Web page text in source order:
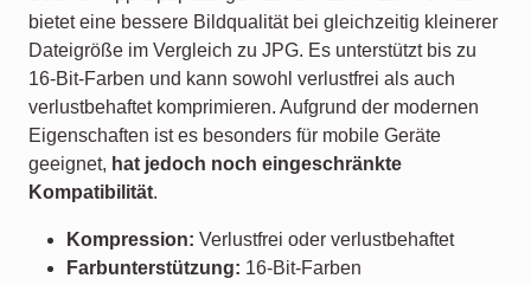
bietet eine bessere Bildqualität bei gleichzeitig kleinerer
Dateigröße im Vergleich zu JPG. Es unterstützt bis zu
16-Bit-Farben und kann sowohl verlustfrei als auch
verlustbehaftet komprimieren. Aufgrund der modernen
Eigenschaften ist es besonders für mobile Geräte
geeignet, hat jedoch noch eingeschränkte
Kompatibilität.
Kompression: Verlustfrei oder verlustbehaftet
Farbunterstützung: 16-Bit-Farben